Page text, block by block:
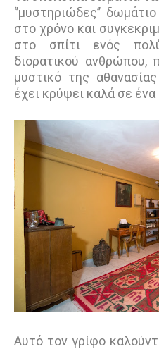
‘’μυστηριώδες’’
στο χρόνο και
στο σπίτι ενός
διορατικού ανθρώπου,
μυστικό της
έχει κρύψει καλά σε ένα
Αυτό τον γρίφο